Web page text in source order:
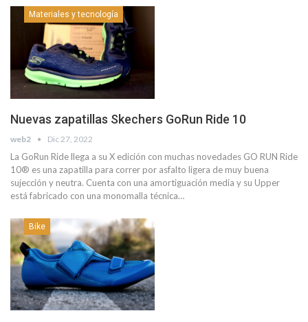
Materiales y tecnología
Nuevas zapatillas Skechers GoRun Ride 10
web2 Dic 27, 2022
La GoRun Ride llega a su X edición con muchas novedades GO RUN Ride
10® es una zapatilla para correr por asfalto ligera de muy buena
sujección y neutra. Cuenta con una amortiguación media y su Upper
está fabricado con una monomalla técnica…
Bike